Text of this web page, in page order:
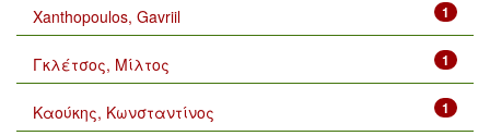
1
Xanthopoulos, Gavriil
1
Γκλέτσος, Μίλτος
1
Καούκης, Κωνσταντίνος